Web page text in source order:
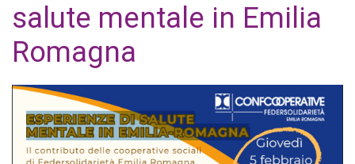
salute mentale in Emilia
Romagna